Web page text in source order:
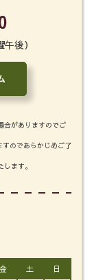
後）
合がありますのでご
のであらかじめご了
ます。
金 土 日